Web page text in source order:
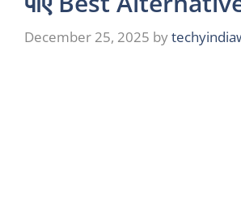
December 25, 2025 by